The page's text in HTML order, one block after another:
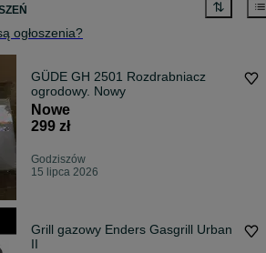
ogłoszenia?
GÜDE GH 2501 Rozdrabniacz
ogrodowy. Nowy
Nowe
299 zł
Godziszów
15 lipca 2026
Grill gazowy Enders Gasgrill Urban
II